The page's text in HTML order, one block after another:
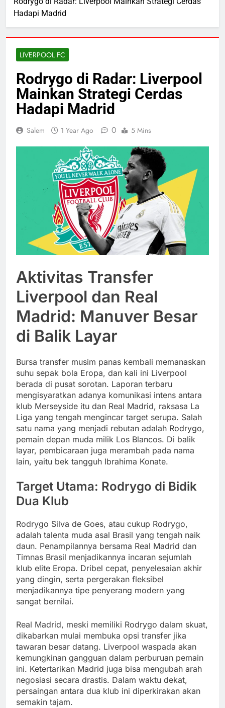
Hadapi Madrid
LIVERPOOL FC
Rodrygo di Radar: Liverpool
Mainkan Strategi Cerdas
Hadapi Madrid
Salem 1 Year Ago 0 5 Mins
Aktivitas Transfer
Liverpool dan Real
Madrid: Manuver Besar
di Balik Layar
Bursa transfer musim panas kembali memanaskan
suhu sepak bola Eropa, dan kali ini Liverpool
berada di pusat sorotan. Laporan terbaru
mengisyaratkan adanya komunikasi intens antara
klub Merseyside itu dan Real Madrid, raksasa La
Liga yang tengah mengincar target serupa. Salah
satu nama yang menjadi rebutan adalah Rodrygo,
pemain depan muda milik Los Blancos. Di balik
layar, pembicaraan juga merambah pada nama
lain, yaitu bek tangguh Ibrahima Konate.
Target Utama: Rodrygo di Bidik
Dua Klub
Rodrygo Silva de Goes, atau cukup Rodrygo,
adalah talenta muda asal Brasil yang tengah naik
daun. Penampilannya bersama Real Madrid dan
Timnas Brasil menjadikannya incaran sejumlah
klub elite Eropa. Dribel cepat, penyelesaian akhir
yang dingin, serta pergerakan fleksibel
menjadikannya tipe penyerang modern yang
sangat bernilai.
Real Madrid, meski memiliki Rodrygo dalam skuat,
dikabarkan mulai membuka opsi transfer jika
tawaran besar datang. Liverpool waspada akan
kemungkinan gangguan dalam perburuan pemain
ini. Ketertarikan Madrid juga bisa mengubah arah
negosiasi secara drastis. Dalam waktu dekat,
persaingan antara dua klub ini diperkirakan akan
semakin tajam.